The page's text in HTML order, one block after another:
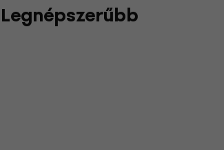
Legnépszerűbb